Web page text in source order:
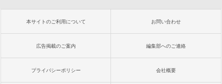
本サイトのご利用について お問い合わせ
広告掲載のご案内 編集部へのご連絡
プライバシーポリシー 会社概要